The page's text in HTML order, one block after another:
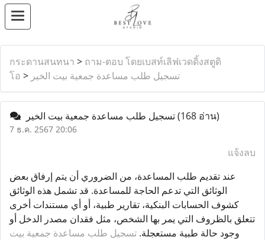
กระดานสนทนา > ถาม-ตอบ โดยเบสท์เลิฟเวดดิ้งสตูดิ
โอ > تسجيل طلب مساعدة جمعية بيت الخير
(168 อ่าน)
7 ธ.ค. 2567 20:06
แจ้งลบ
عند تقديم طلب المساعدة، من الضروري أن يتم إرفاق بعض
الوثائق التي تدعم الحاجة للمساعدة. قد تشمل هذه الوثائق
كشوف الحسابات البنكية، تقارير طبية، أو أي مستندات أخرى
تتعلق بالظروف التي يمر بها الشخص، مثل فقدان مصدر الدخل أو
وجود حالة طبية مستعجلة. تسجيل طلب مساعدة جمعية بيت